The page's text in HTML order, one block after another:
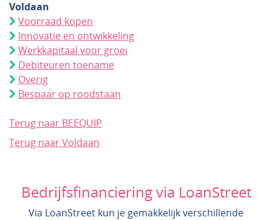
Voldaan
Voorraad kopen
Innovatie en ontwikkeling
Werkkapitaal voor groei
Debiteuren toename
Overig
Bespaar op roodstaan
Terug naar BEEQUIP
Terug naar Voldaan
Bedrijfsfinanciering via LoanStreet
Via LoanStreet kun je gemakkelijk verschillende